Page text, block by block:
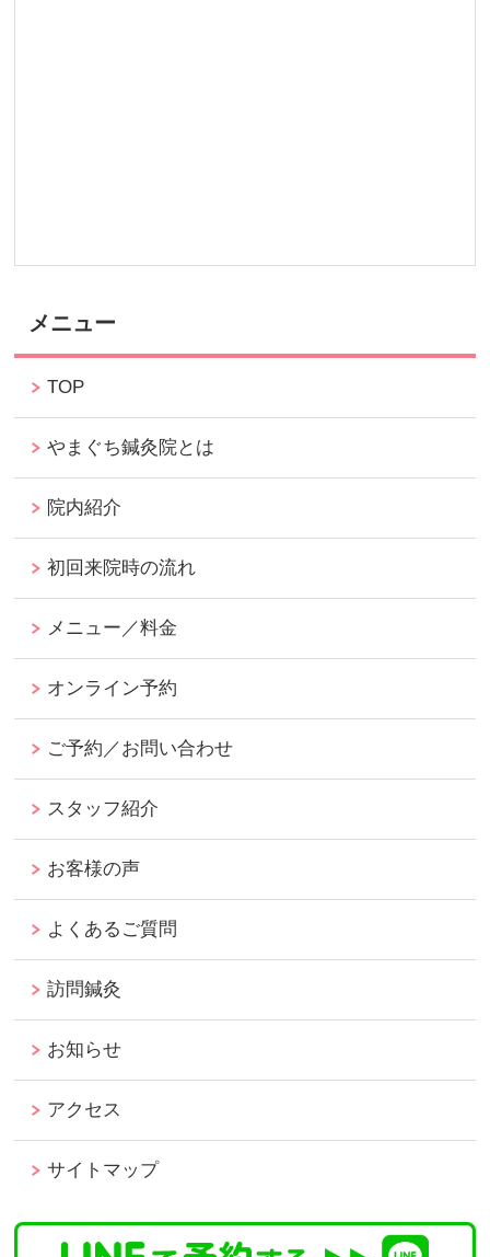
メニュー
TOP
やまぐち鍼灸院とは
院内紹介
初回来院時の流れ
メニュー／料金
オンライン予約
ご予約／お問い合わせ
スタッフ紹介
お客様の声
よくあるご質問
訪問鍼灸
お知らせ
アクセス
サイトマップ